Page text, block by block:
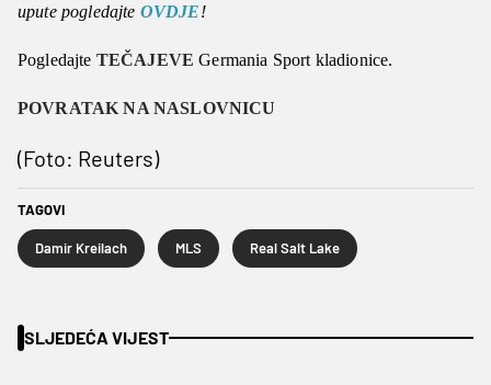
upute pogledajte OVDJE!
Pogledajte TEČAJEVE Germania Sport kladionice.
POVRATAK NA NASLOVNICU
(Foto: Reuters)
TAGOVI
Damir Kreilach MLS Real Salt Lake
SLJEDEĆA VIJEST